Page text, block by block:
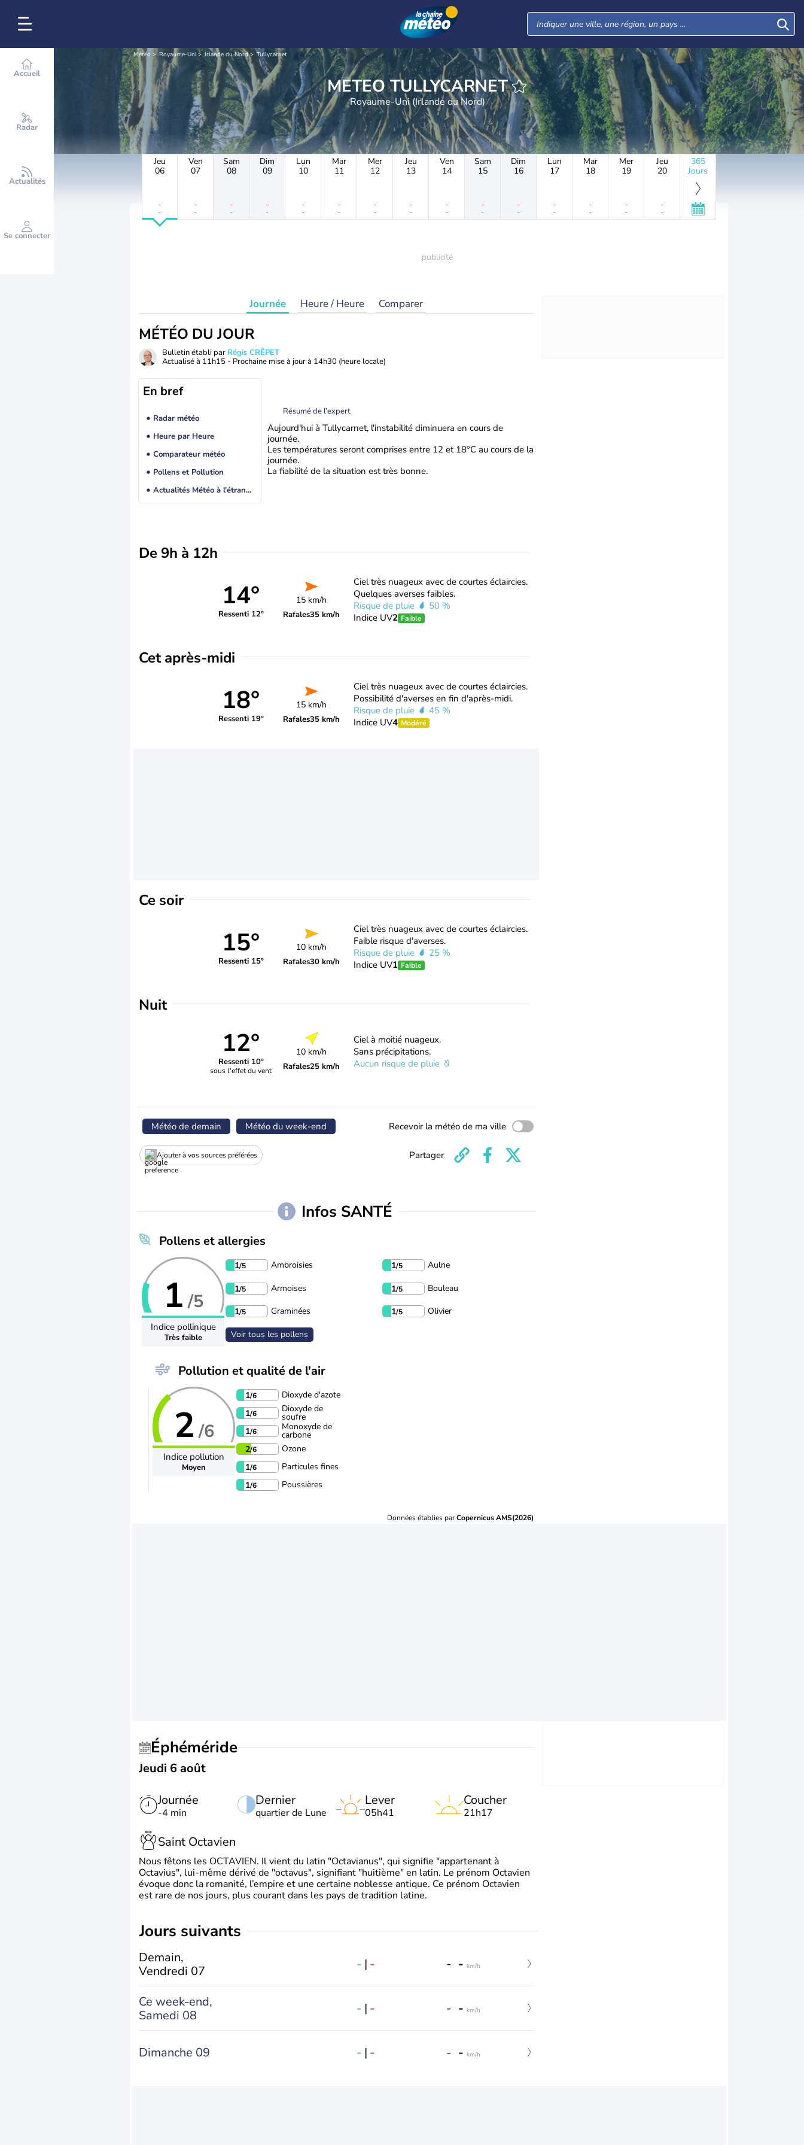
Accueil
Radar
Actualités
Se connecter
Météo Royaume-Uni Irlande du Nord Tullycarnet
METEO TULLYCARNET
Royaume-Uni (Irlande du Nord)
Jeu
06
-
-
Ven
07
-
-
Sam
08
-
-
Dim
09
-
-
Lun
10
-
-
Mar
11
-
-
Mer
12
-
-
Jeu
13
-
-
Ven
14
-
-
Sam
15
-
-
Dim
16
-
-
Lun
17
-
-
Mar
18
-
-
Mer
19
-
-
Jeu
20
-
-
365
Jours
Journée Heure / Heure Comparer
MÉTÉO DU JOUR
Bulletin établi par Régis CRÊPET
Actualisé à 11h15 - Prochaine mise à jour à 14h30 (heure locale)
En bref
Radar météo
Heure par Heure
Comparateur météo
Pollens et Pollution
Actualités Météo à l'étranger
Résumé de l’expert
Aujourd'hui à Tullycarnet, l'instabilité diminuera en cours de
journée.
Les températures seront comprises entre 12 et 18°C au cours de la
journée.
La fiabilité de la situation est très bonne.
De 9h à 12h
14°
Ressenti 12°
15 km/h
Rafales35 km/h
Ciel très nuageux avec de courtes éclaircies.
Quelques averses faibles.
Risque de pluie
50 %
Indice UV2 Faible
Cet après-midi
18°
Ressenti 19°
15 km/h
Rafales35 km/h
Ciel très nuageux avec de courtes éclaircies.
Possibilité d'averses en fin d'après-midi.
Risque de pluie
45 %
Indice UV4 Modéré
Ce soir
15°
Ressenti 15°
10 km/h
Rafales30 km/h
Ciel très nuageux avec de courtes éclaircies.
Faible risque d'averses.
Risque de pluie
25 %
Indice UV1 Faible
Nuit
12°
Ressenti 10°
sous l'effet du vent
10 km/h
Rafales25 km/h
Ciel à moitié nuageux.
Sans précipitations.
Aucun risque de pluie
Météo de demain Météo du week-end Recevoir la météo de ma ville
Ajouter à vos sources préférées Partager
Infos SANTÉ
Pollens et allergies
1 /5
Indice pollinique
Très faible
1/5 Ambroisies 1/5 Aulne
1/5 Armoises 1/5 Bouleau
1/5 Graminées 1/5 Olivier
Voir tous les pollens
Pollution et qualité de l'air
2 /6
Indice pollution
Moyen
1/6
Dioxyde d'azote
1/6 Dioxyde de
soufre
1/6 Monoxyde de
carbone
2/6
Ozone
1/6
Particules fines
1/6 Poussières
Données établies parCopernicus AMS(2026)
Éphéméride
Jeudi 6 août
Journée
-4 min
Dernier
quartier de Lune
Lever
05h41
Coucher
21h17
Saint Octavien
Nous fêtons les OCTAVIEN. Il vient du latin "Octavianus", qui signifie "appartenant à
Octavius", lui-même dérivé de "octavus", signifiant "huitième" en latin. Le prénom Octavien
évoque donc la romanité, l’empire et une certaine noblesse antique. Ce prénom Octavien
est rare de nos jours, plus courant dans les pays de tradition latine.
jours suivants
Demain,
Vendredi 07
- | - - - km/h
Ce week-end,
Samedi 08
- | - - - km/h
Dimanche 09 - | - - - km/h